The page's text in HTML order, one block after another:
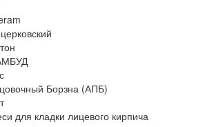
Борзна (АПБ)
для кладки лицевого кирпича